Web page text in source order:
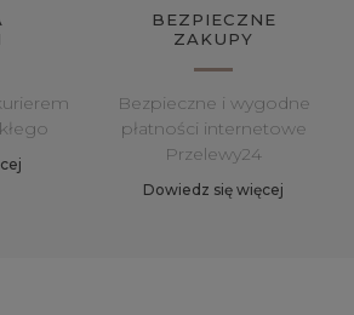
BEZPIECZNE
ZAKUPY
Bezpieczne i wygodne
płatności internetowe
Przelewy24
Dowiedz się więcej